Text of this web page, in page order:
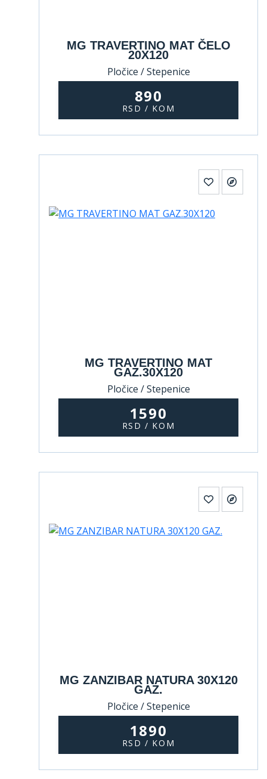
MG TRAVERTINO MAT ČELO
20X120
Pločice / Stepenice
890
RSD / KOM
MG TRAVERTINO MAT
GAZ.30X120
Pločice / Stepenice
1590
RSD / KOM
MG ZANZIBAR NATURA 30X120
GAZ.
Pločice / Stepenice
1890
RSD / KOM